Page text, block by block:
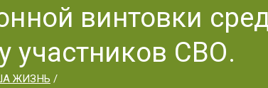
винтовки
участников СВО.
ЖИЗНЬ